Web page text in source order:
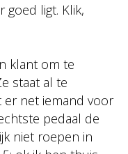
goed ligt. Klik,
klant om te
staat al te
er net iemand voor
pedaal de
niet roepen in